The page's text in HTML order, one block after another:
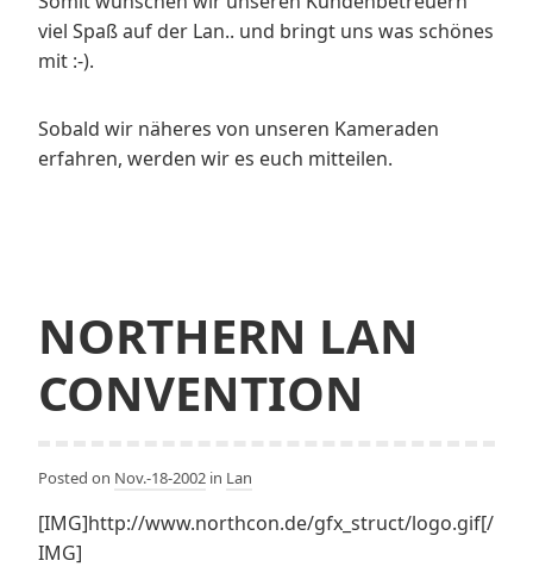
viel Spaß auf der Lan.. und bringt uns was schönes
mit :-).
Sobald wir näheres von unseren Kameraden
erfahren, werden wir es euch mitteilen.
NORTHERN LAN
CONVENTION
Posted on Nov.-18-2002 in Lan
[IMG]http://www.northcon.de/gfx_struct/logo.gif[/
IMG]